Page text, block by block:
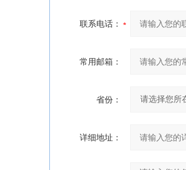
联系电话：
常用邮箱：
省份：
详细地址：